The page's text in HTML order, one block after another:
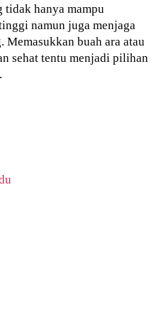
tidak hanya mampu
namun juga menjaga
buah ara atau
sehat tentu menjadi pilihan